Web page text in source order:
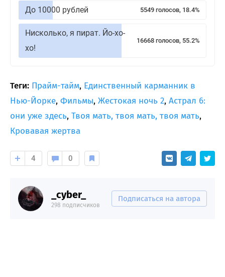
До 10000 рублей 5549 голосов, 18.4%
Нисколько, я пират. Йо-хо-
хо!
16668 голосов, 55.2%
Теги: Прайм-тайм, Единственный карманник в
Нью-Йорке, Фильмы, Жестокая ночь 2, Астрал 6:
они уже здесь, Твоя мать, твоя мать, твоя мать,
Кровавая жертва
4 0
_cyber_
298 подписчиков
Подписаться на автора